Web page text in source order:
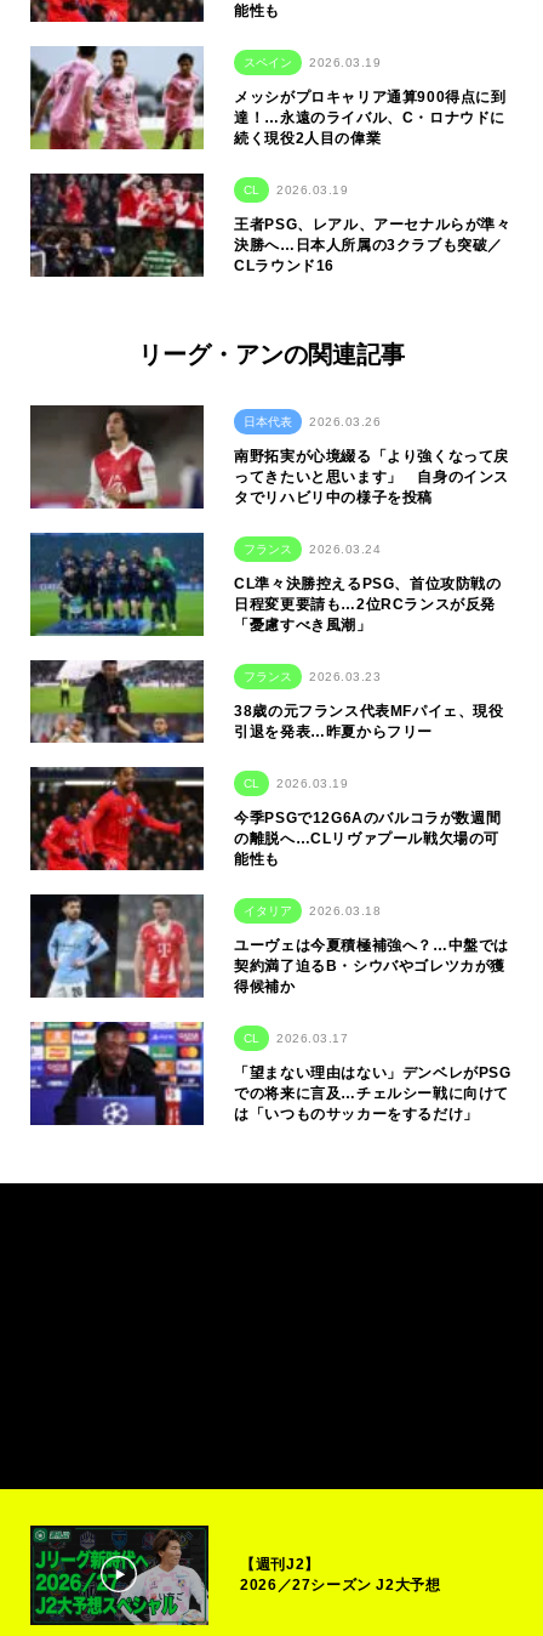
能性も
スペイン 2026.03.19
メッシがプロキャリア通算900得点に到
達！…永遠のライバル、C・ロナウドに
続く現役2人目の偉業
CL 2026.03.19
王者PSG、レアル、アーセナルらが準々
決勝へ…日本人所属の3クラブも突破／
CLラウンド16
リーグ・アンの関連記事
日本代表 2026.03.26
南野拓実が心境綴る「より強くなって戻
ってきたいと思います」 自身のインス
タでリハビリ中の様子を投稿
フランス 2026.03.24
CL準々決勝控えるPSG、首位攻防戦の
日程変更要請も…2位RCランスが反発
「憂慮すべき風潮」
フランス 2026.03.23
38歳の元フランス代表MFパイェ、現役
引退を発表…昨夏からフリー
CL 2026.03.19
今季PSGで12G6Aのバルコラが数週間
の離脱へ…CLリヴァプール戦欠場の可
能性も
イタリア 2026.03.18
ユーヴェは今夏積極補強へ？…中盤では
契約満了迫るB・シウバやゴレツカが獲
得候補か
CL 2026.03.17
「望まない理由はない」デンベレがPSG
での将来に言及…チェルシー戦に向けて
は「いつものサッカーをするだけ」
【週刊J2】
2026／27シーズン J2大予想